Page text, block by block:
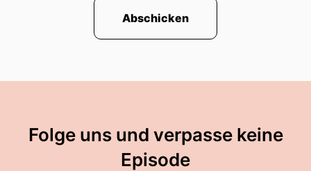
Abschicken
Folge uns und verpasse keine
Episode